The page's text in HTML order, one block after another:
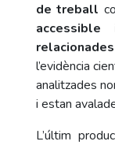
de treball
l’evidència
analitzades
i estan
L’últim